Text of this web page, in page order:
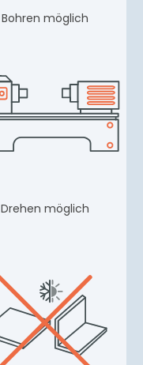
Bohren möglich
Drehen möglich